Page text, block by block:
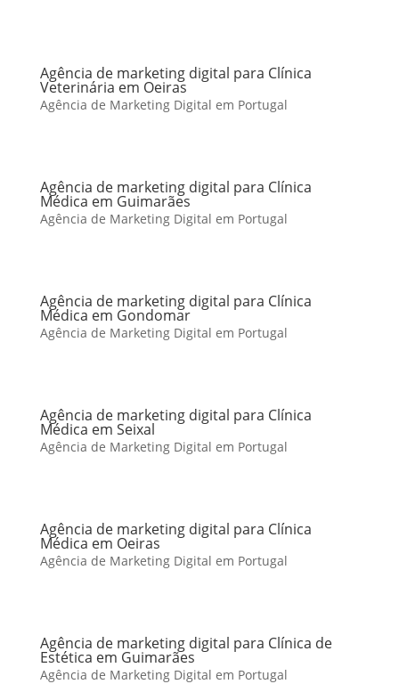
Agência de marketing digital para Clínica
Veterinária em Oeiras
Agência de Marketing Digital em Portugal
Agência de marketing digital para Clínica
Médica em Guimarães
Agência de Marketing Digital em Portugal
Agência de marketing digital para Clínica
Médica em Gondomar
Agência de Marketing Digital em Portugal
Agência de marketing digital para Clínica
Médica em Seixal
Agência de Marketing Digital em Portugal
Agência de marketing digital para Clínica
Médica em Oeiras
Agência de Marketing Digital em Portugal
Agência de marketing digital para Clínica de
Estética em Guimarães
Agência de Marketing Digital em Portugal